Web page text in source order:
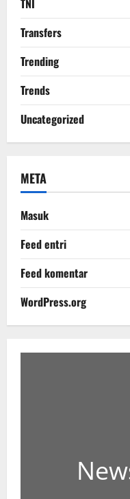
TNI
Transfers
Trending
Trends
Uncategorized
META
Masuk
Feed entri
Feed komentar
WordPress.org